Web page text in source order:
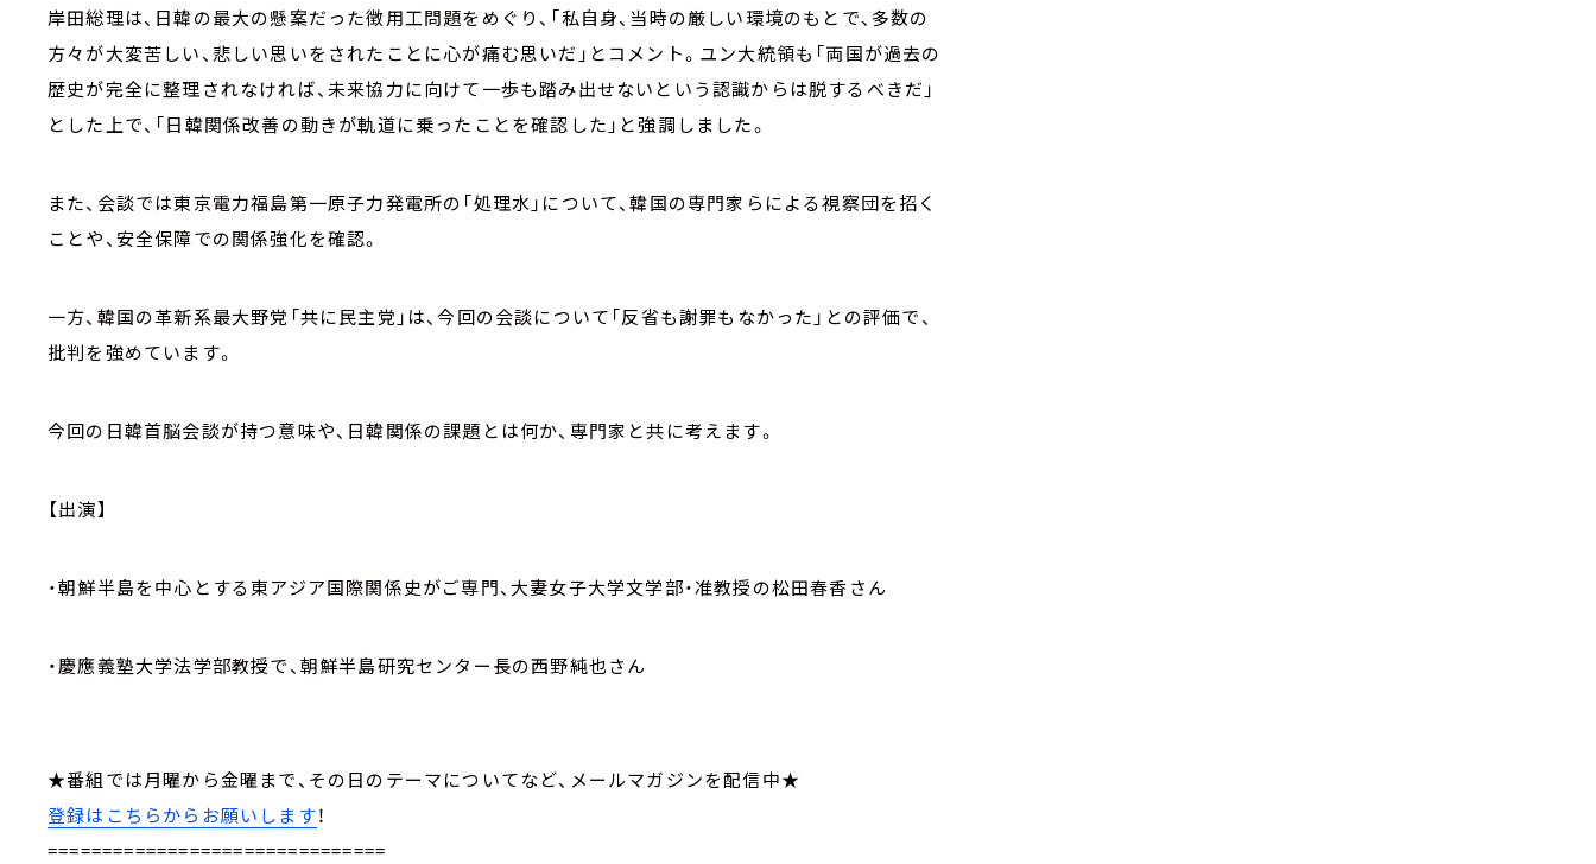
岸田総理は、日韓の最大の懸案だった徴用工問題をめぐり、「私自身、当時の厳しい環境のもとで、多数の
方々が大変苦しい、悲しい思いをされたことに心が痛む思いだ」とコメント。ユン大統領も「両国が過去の
歴史が完全に整理されなければ、未来協力に向けて一歩も踏み出せないという認識からは脱するべきだ」
とした上で、「日韓関係改善の動きが軌道に乗ったことを確認した」と強調しました。
また、会談では東京電力福島第一原子力発電所の「処理水」について、韓国の専門家らによる視察団を招く
ことや、安全保障での関係強化を確認。
一方、韓国の革新系最大野党「共に民主党」は、今回の会談について「反省も謝罪もなかった」との評価で、
批判を強めています。
今回の日韓首脳会談が持つ意味や、日韓関係の課題とは何か、専門家と共に考えます。
【出演】
・朝鮮半島を中心とする東アジア国際関係史がご専門、大妻女子大学文学部・准教授の松田春香さん
・慶應義塾大学法学部教授で、朝鮮半島研究センター長の西野純也さん
★番組では月曜から金曜まで、その日のテーマについてなど、メールマガジンを配信中★
登録はこちらからお願いします！
===============================